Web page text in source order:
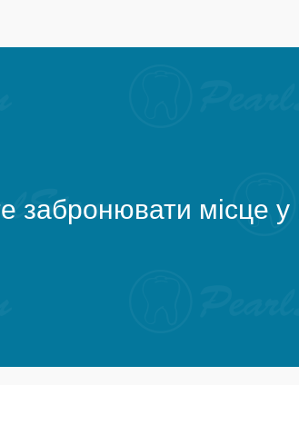
забронювати місце у